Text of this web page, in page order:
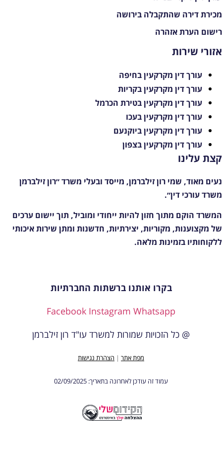
דירה שהתקבלה בירושה
הערת אזהרה
שירות
עורך דין מקרקעין בחיפה
עורך דין מקרקעין בקריות
עורך דין מקרקעין בטירת הכרמל
עורך דין מקרקעין בעכו
עורך דין מקרקעין ביוקנעם
עורך דין מקרקעין בצפון
עלינו
מאוד, שמי רון זילברמן, מייסד ובעלי משרד ״רון זילברמן
עורכי דין״.
הוקם מתוך חזון להיות ייחודי ומוביל, תוך יישום ערכים
מקצוענות, מקוריות, יצירתיות, חדשנות ומתן שירות איכותי
בזמינות מלאה.
בקרו אותנו ברשתות החברתיות
Facebook Instagram Whatsapp
@ כל הזכויות שמורות למשרד עו"ד רון זילברמן
מפת אתר| הצהרת נגישות
עמוד זה עודכן לאחרונה בתאריך: 02/09/2025